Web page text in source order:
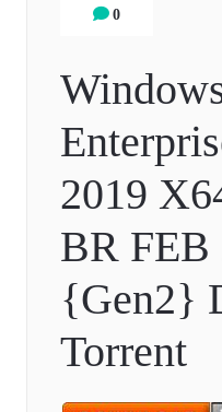
0
2019
BR FEB
{Gen2}
Torrent